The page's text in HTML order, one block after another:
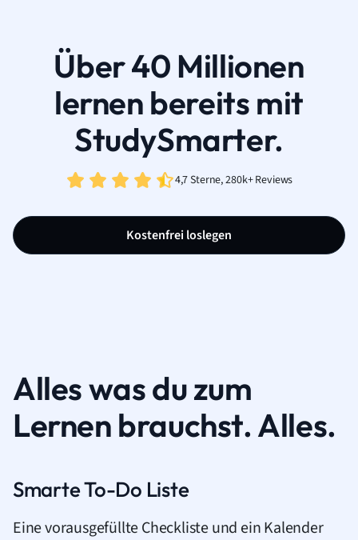
Über 40 Millionen
lernen bereits mit
StudySmarter.
4,7 Sterne, 280k+ Reviews
Kostenfrei loslegen
Alles was du zum
Lernen brauchst. Alles.
Smarte To-Do Liste
Eine vorausgefüllte Checkliste und ein Kalender